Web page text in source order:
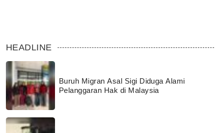
HEADLINE
Buruh Migran Asal Sigi Diduga Alami
Pelanggaran Hak di Malaysia